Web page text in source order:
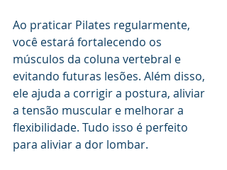
Ao praticar Pilates regularmente,
você estará fortalecendo os
músculos da coluna vertebral e
evitando futuras lesões. Além disso,
ele ajuda a corrigir a postura, aliviar
a tensão muscular e melhorar a
flexibilidade. Tudo isso é perfeito
para aliviar a dor lombar.